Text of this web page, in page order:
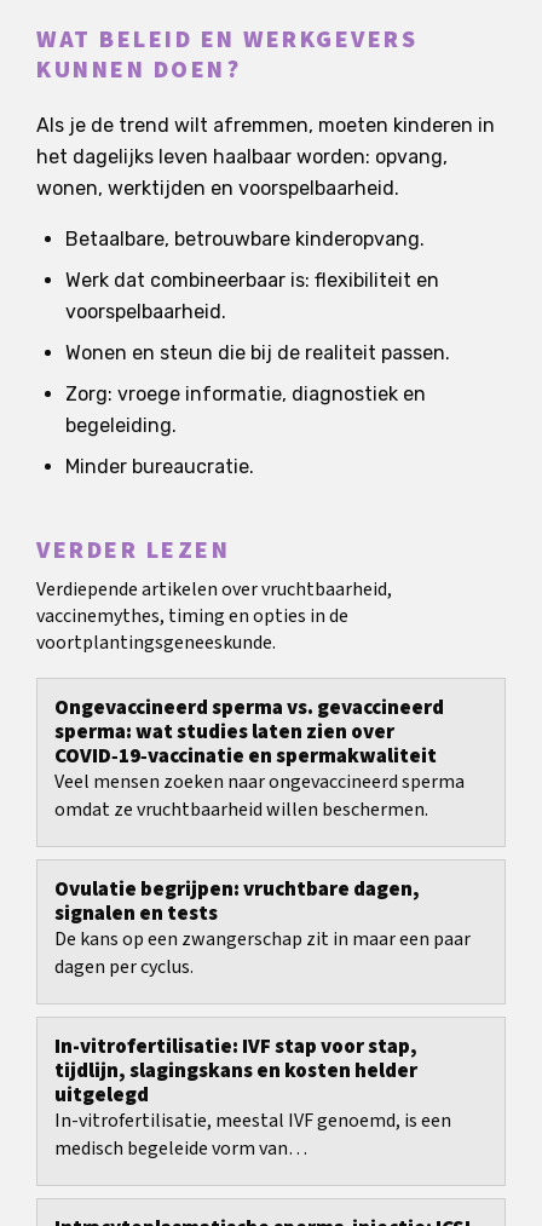
WAT BELEID EN WERKGEVERS
KUNNEN DOEN?
Als je de trend wilt afremmen, moeten kinderen in
het dagelijks leven haalbaar worden: opvang,
wonen, werktijden en voorspelbaarheid.
Betaalbare, betrouwbare kinderopvang.
Werk dat combineerbaar is: flexibiliteit en
voorspelbaarheid.
Wonen en steun die bij de realiteit passen.
Zorg: vroege informatie, diagnostiek en
begeleiding.
Minder bureaucratie.
VERDER LEZEN
Verdiepende artikelen over vruchtbaarheid,
vaccinemythes, timing en opties in de
voortplantingsgeneeskunde.
Ongevaccineerd sperma vs. gevaccineerd
sperma: wat studies laten zien over
COVID‑19‑vaccinatie en spermakwaliteit
Veel mensen zoeken naar ongevaccineerd sperma
omdat ze vruchtbaarheid willen beschermen.
Ovulatie begrijpen: vruchtbare dagen,
signalen en tests
De kans op een zwangerschap zit in maar een paar
dagen per cyclus.
In-vitrofertilisatie: IVF stap voor stap,
tijdlijn, slagingskans en kosten helder
uitgelegd
In-vitrofertilisatie, meestal IVF genoemd, is een
medisch begeleide vorm van
stappen, maar ook met...